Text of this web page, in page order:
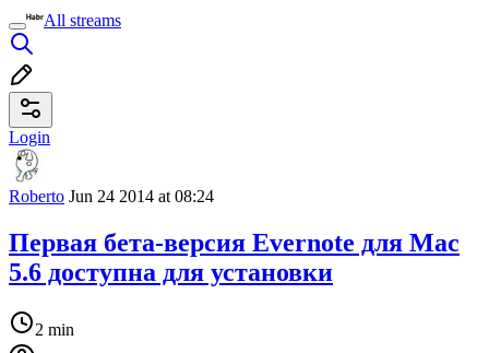
All streams
Login
Roberto Jun 24 2014 at 08:24
Первая бета-версия Evernote для Mac
5.6 доступна для установки
2 min